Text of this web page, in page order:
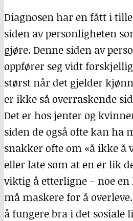
Diagnosen har en fått i
siden av personligheten
gjøre. Denne siden av
oppfører seg vidt
størst når det gjelder
er ikke så overraskende
Det er hos jenter og
siden de også ofte kan ha
snakker ofte om «å ikke å
eller late som at en er lik
viktig å etterligne – noe
må maskere for å
å fungere bra i det sosiale